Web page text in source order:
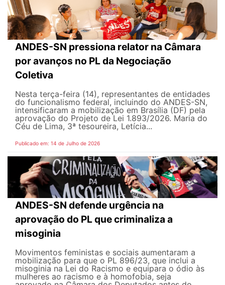
ANDES-SN pressiona relator na Câmara
por avanços no PL da Negociação
Coletiva
Nesta terça-feira (14), representantes de entidades
do funcionalismo federal, incluindo do ANDES-SN,
intensificaram a mobilização em Brasília (DF) pela
aprovação do Projeto de Lei 1.893/2026. Maria do
Céu de Lima, 3ª tesoureira, Letícia...
Publicado em: 14 de Julho de 2026
ANDES-SN defende urgência na
aprovação do PL que criminaliza a
misoginia
Movimentos feministas e sociais aumentaram a
mobilização para que o PL 896/23, que inclui a
misoginia na Lei do Racismo e equipara o ódio às
mulheres ao racismo e à homofobia, seja